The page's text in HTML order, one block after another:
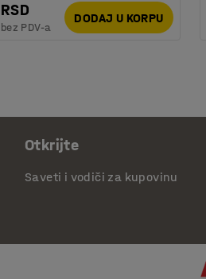
RSD
bez PDV-a
DODAJ U KORPU
Otkrijte
Saveti i vodiči za kupovinu